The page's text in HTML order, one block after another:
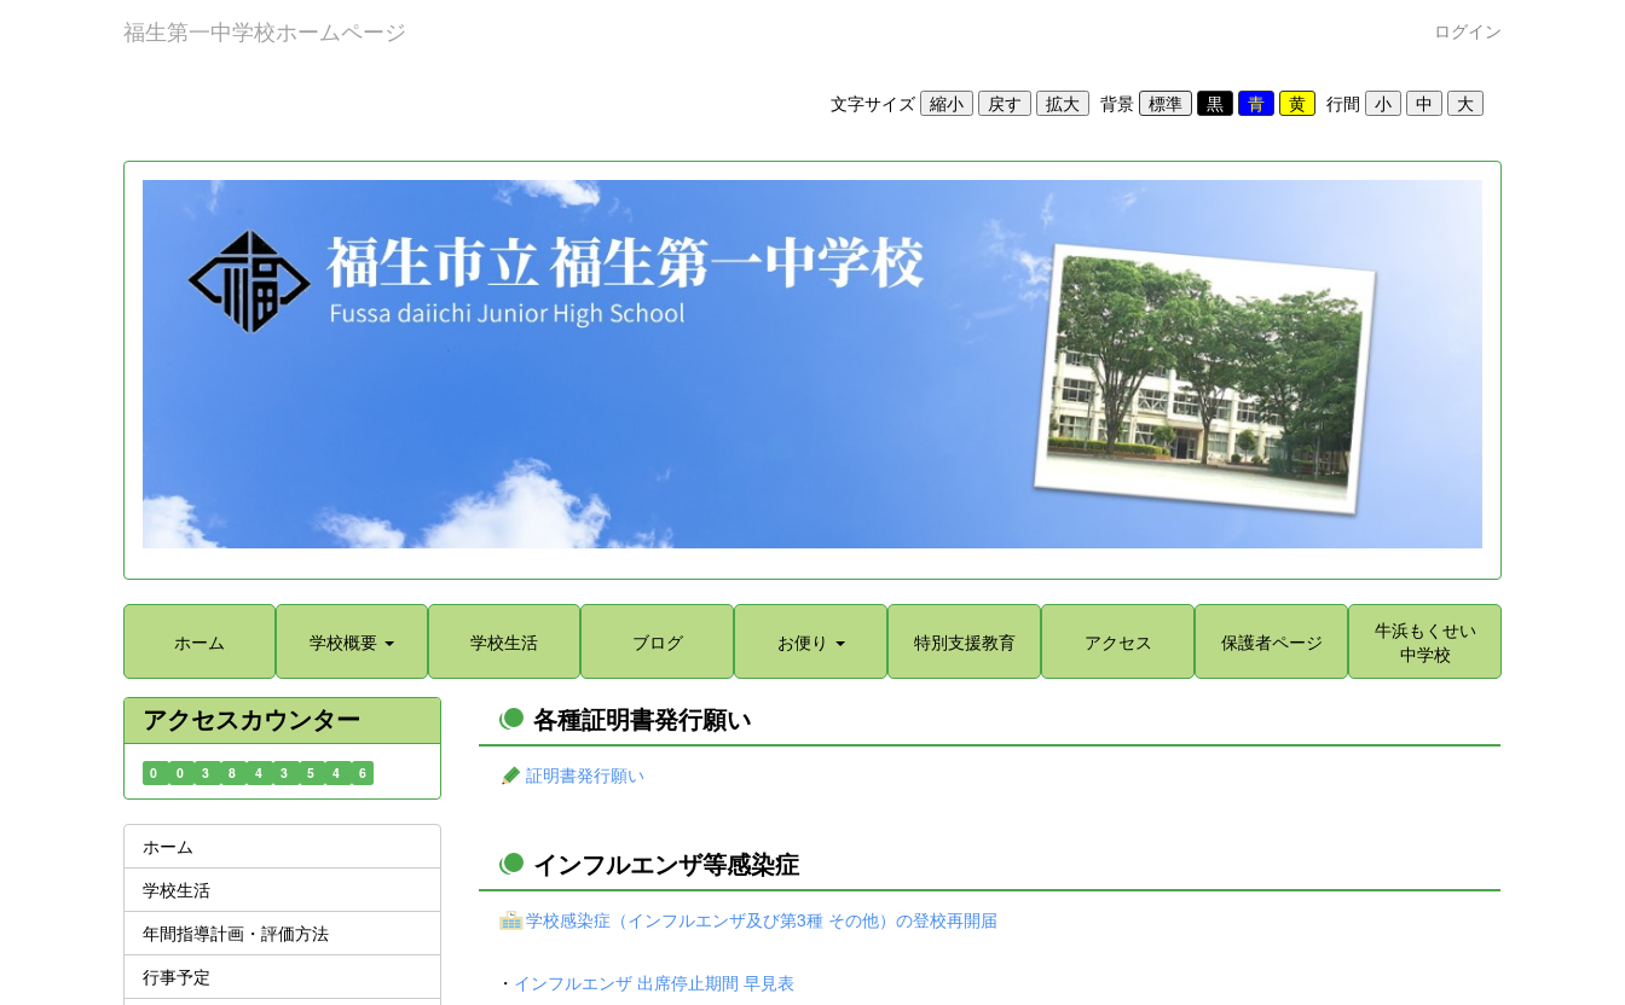
福生第一中学校ホームページ ログイン
文字サイズ 背景 行間
ホーム 学校概要 学校生活 ブログ お便り 特別支援教育 アクセス 保護者ページ
牛浜もくせい
中学校
各種証明書発行願い
証明書発行願い
インフルエンザ等感染症
学校感染症（インフルエンザ及び第3種 その他）の登校再開届
・ インフルエンザ 出席停止期間 早見表
アクセスカウンター
0 0 3 8 4 3 5 4 6
ホーム
学校生活
年間指導計画・評価方法
行事予定